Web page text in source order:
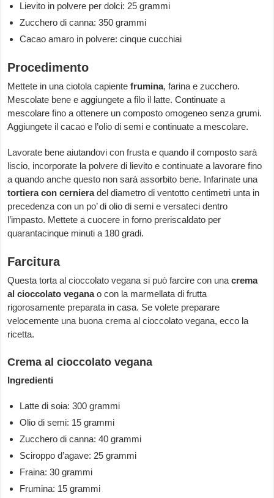
Lievito in polvere per dolci: 25 grammi
Zucchero di canna: 350 grammi
Cacao amaro in polvere: cinque cucchiai
Procedimento
Mettete in una ciotola capiente frumina, farina e zucchero.
Mescolate bene e aggiungete a filo il latte. Continuate a
mescolare fino a ottenere un composto omogeneo senza grumi.
Aggiungete il cacao e l’olio di semi e continuate a mescolare.
Lavorate bene aiutandovi con frusta e quando il composto sarà
liscio, incorporate la polvere di lievito e continuate a lavorare fino
a quando anche questo non sarà assorbito bene. Infarinate una
tortiera con cernieradel diametro di ventotto centimetri unta in
precedenza con un po’ di olio di semi e versateci dentro
l’impasto. Mettete a cuocere in forno preriscaldato per
quarantacinque minuti a 180 gradi.
Farcitura
Questa torta al cioccolato vegana si può farcire con unacrema
al cioccolato veganao con la marmellata di frutta
rigorosamente preparata in casa. Se volete preparare
velocemente una buona crema al cioccolato vegana, ecco la
ricetta.
Crema al cioccolato vegana
Ingredienti
Latte di soia: 300 grammi
Olio di semi: 15 grammi
Zucchero di canna: 40 grammi
Sciroppo d’agave: 25 grammi
Fraina: 30 grammi
Frumina: 15 grammi